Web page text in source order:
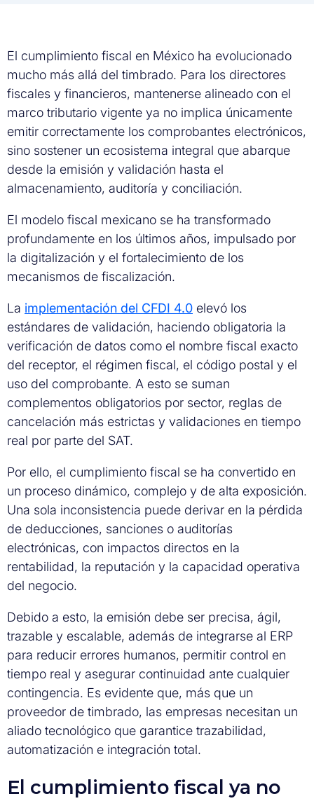
El cumplimiento fiscal en México ha evolucionado
mucho más allá del timbrado. Para los directores
fiscales y financieros, mantenerse alineado con el
marco tributario vigente ya no implica únicamente
emitir correctamente los comprobantes electrónicos,
sino sostener un ecosistema integral que abarque
desde la emisión y validación hasta el
almacenamiento, auditoría y conciliación.
El modelo fiscal mexicano se ha transformado
profundamente en los últimos años, impulsado por
la digitalización y el fortalecimiento de los
mecanismos de fiscalización.
La implementación del CFDI 4.0 elevó los
estándares de validación, haciendo obligatoria la
verificación de datos como el nombre fiscal exacto
del receptor, el régimen fiscal, el código postal y el
uso del comprobante. A esto se suman
complementos obligatorios por sector, reglas de
cancelación más estrictas y validaciones en tiempo
real por parte del SAT.
Por ello, el cumplimiento fiscal se ha convertido en
un proceso dinámico, complejo y de alta exposición.
Una sola inconsistencia puede derivar en la pérdida
de deducciones, sanciones o auditorías
electrónicas, con impactos directos en la
rentabilidad, la reputación y la capacidad operativa
del negocio.
Debido a esto, la emisión debe ser precisa, ágil,
trazable y escalable, además de integrarse al ERP
para reducir errores humanos, permitir control en
tiempo real y asegurar continuidad ante cualquier
contingencia. Es evidente que, más que un
proveedor de timbrado, las empresas necesitan un
aliado tecnológico que garantice trazabilidad,
automatización e integración total.
El cumplimiento fiscal ya no